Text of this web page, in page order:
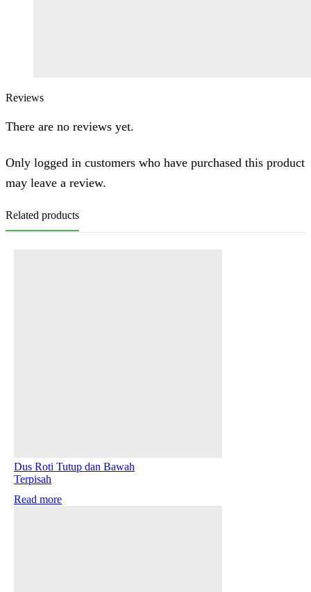
Reviews
There are no reviews yet.
Only logged in customers who have purchased this product
may leave a review.
Related products
Dus Roti Tutup dan Bawah
Terpisah
Read more